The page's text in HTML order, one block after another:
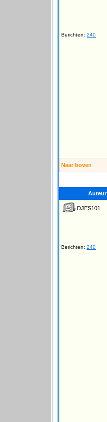
Berichten: 240
Naar boven
Auteur
DJES101
Berichten: 240